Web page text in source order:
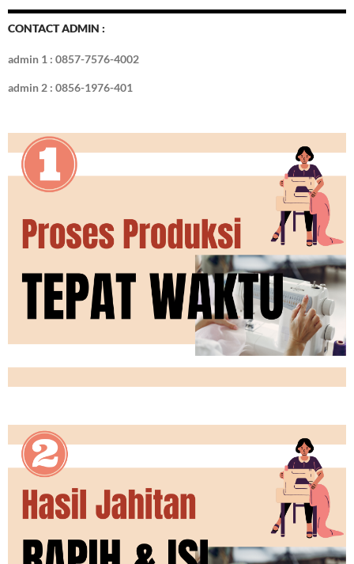
CONTACT ADMIN :
admin 1 : 0857-7576-4002
admin 2 : 0856-1976-401